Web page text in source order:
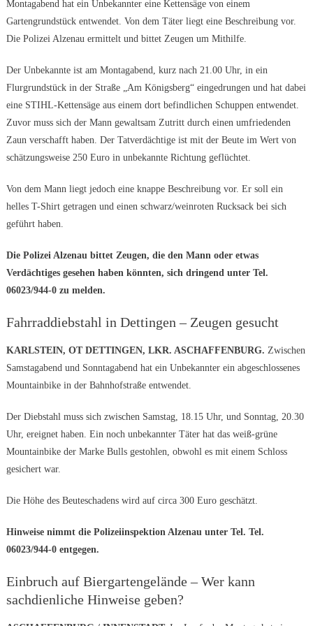
Montagabend hat ein Unbekannter eine Kettensäge von einem
Gartengrundstück entwendet. Von dem Täter liegt eine Beschreibung vor.
Die Polizei Alzenau ermittelt und bittet Zeugen um Mithilfe.
Der Unbekannte ist am Montagabend, kurz nach 21.00 Uhr, in ein
Flurgrundstück in der Straße „Am Königsberg“ eingedrungen und hat dabei
eine STIHL-Kettensäge aus einem dort befindlichen Schuppen entwendet.
Zuvor muss sich der Mann gewaltsam Zutritt durch einen umfriedenden
Zaun verschafft haben. Der Tatverdächtige ist mit der Beute im Wert von
schätzungsweise 250 Euro in unbekannte Richtung geflüchtet.
Von dem Mann liegt jedoch eine knappe Beschreibung vor. Er soll ein
helles T-Shirt getragen und einen schwarz/weinroten Rucksack bei sich
geführt haben.
Die Polizei Alzenau bittet Zeugen, die den Mann oder etwas
Verdächtiges gesehen haben könnten, sich dringend unter Tel.
06023/944-0 zu melden.
Fahrraddiebstahl in Dettingen – Zeugen gesucht
KARLSTEIN, OT DETTINGEN, LKR. ASCHAFFENBURG. Zwischen
Samstagabend und Sonntagabend hat ein Unbekannter ein abgeschlossenes
Mountainbike in der Bahnhofstraße entwendet.
Der Diebstahl muss sich zwischen Samstag, 18.15 Uhr, und Sonntag, 20.30
Uhr, ereignet haben. Ein noch unbekannter Täter hat das weiß-grüne
Mountainbike der Marke Bulls gestohlen, obwohl es mit einem Schloss
gesichert war.
Die Höhe des Beuteschadens wird auf circa 300 Euro geschätzt.
Hinweise nimmt die Polizeiinspektion Alzenau unter Tel. Tel.
06023/944-0 entgegen.
Einbruch auf Biergartengelände – Wer kann
sachdienliche Hinweise geben?